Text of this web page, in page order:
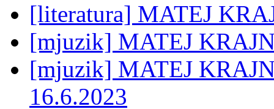
[literatura] MATEJ
[mjuzik] MATEJ
[mjuzik] MATEJ
16.6.2023